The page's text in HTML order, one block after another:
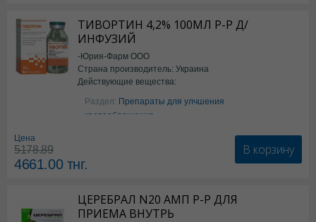
ТИВОРТИН 4,2% 100МЛ Р-Р Д/
ИНФУЗИЙ
-Юрия-Фарм ООО
Страна производитель: Украина
Действующие вещества:
Аргинин
Раздел: Препараты для улчшения
кровообращения
Цена
5178.89
4661.00тнг.
В корзину
ЦЕРЕБРАЛ N20 АМП Р-Р ДЛЯ
ПРИЕМА ВНУТРЬ